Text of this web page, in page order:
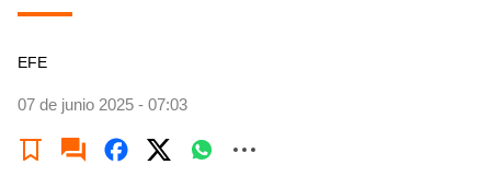
EFE
07 de junio 2025 - 07:03